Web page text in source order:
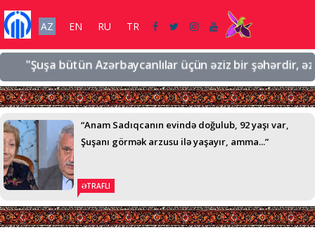
AZ EN RU TR
bütün Azərbaycanlılar üçün əziz bir şəhərdir, əziz
“Anam Sadıqcanın evində doğulub, 92 yaşı var,
Şuşanı görmək arzusu ilə yaşayır, amma...”
ƏTRAFLI